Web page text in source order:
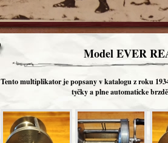
Model EVER
Tento multiplikator je popsany v katalogu z roku
tyčky a plne automaticke